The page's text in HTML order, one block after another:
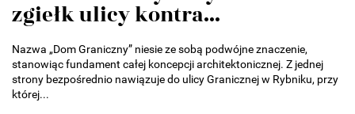
zgiełk ulicy kontra...
Nazwa „Dom Graniczny” niesie ze sobą podwójne znaczenie,
stanowiąc fundament całej koncepcji architektonicznej. Z jednej
strony bezpośrednio nawiązuje do ulicy Granicznej w Rybniku, przy
której...